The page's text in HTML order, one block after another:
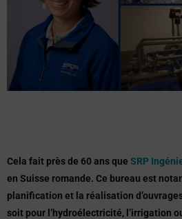
Cela fait près de 60 ans que SRP
en Suisse romande. Ce bureau est
planification et la réalisation
soit pour l’hydroélectricité, l’irrigation